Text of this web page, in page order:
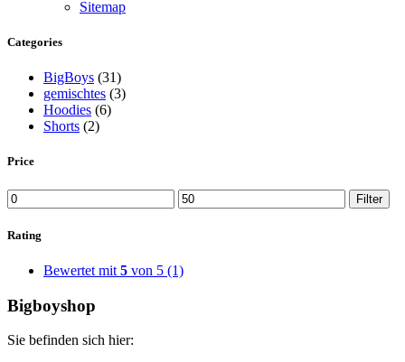
Sitemap
Categories
BigBoys (31)
gemischtes (3)
Hoodies (6)
Shorts (2)
Price
Min.
Preis
Max.
Preis
Filter
Rating
Bewertet mit 5 von 5 (1)
Bigboyshop
Sie befinden sich hier: